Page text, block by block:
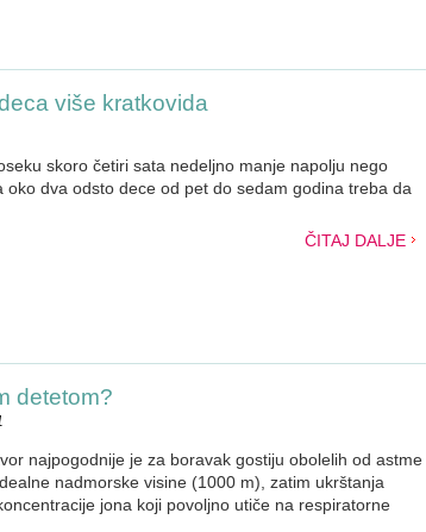
više kratkovida
skoro četiri sata nedeljno manje napolju nego
oko dva odsto dece od pet do sedam godina treba da
ČITAJ DALJE
detetom?
najpogodnije je za boravak gostiju obolelih od astme
nadmorske visine (1000 m), zatim ukrštanja
jona koji povoljno utiče na respiratorne